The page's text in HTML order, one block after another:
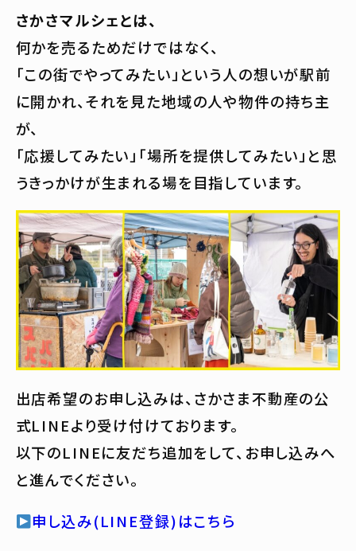
さかさマルシェとは、
何かを売るためだけではなく、
「この街でやってみたい」という人の想いが駅前
に開かれ、それを見た地域の人や物件の持ち主
が、
「応援してみたい」「場所を提供してみたい」と思
うきっかけが生まれる場を目指しています。
出店希望のお申し込みは、さかさま不動産の公
式LINEより受け付けております。
以下のLINEに友だち追加をして、お申し込みへ
と進んでください。
申し込み(LINE登録)はこちら